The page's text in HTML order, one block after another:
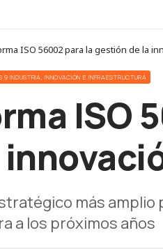
ISO 56002 para la gestión de la
9 INDUSTRIA, INNOVACIÓN E INFRAESTRUCTURA
ISO
más amplio
a los próximos años